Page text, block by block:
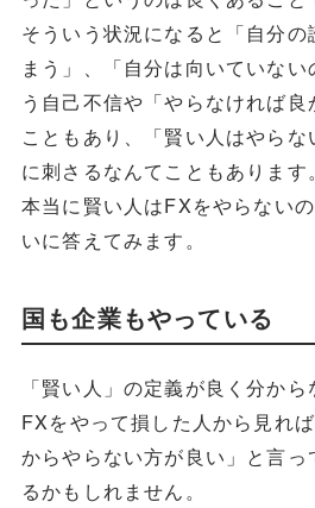
そういう状況になると「自分の
まう」、「自分は向いていな
う自己不信や「やらなければ
こともあり、「賢い人はやら
に刺さるなんてこともあります。
本当に賢い人はFXをやらない
いに答えてみます。
国も企業もやっている
「賢い人」の定義が良く分から
FXをやって損した人から見れ
からやらない方が良い」と言っ
るかもしれません。